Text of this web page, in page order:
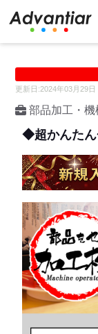
更新日:2024年03月29日
部品加工・
◆超かんた